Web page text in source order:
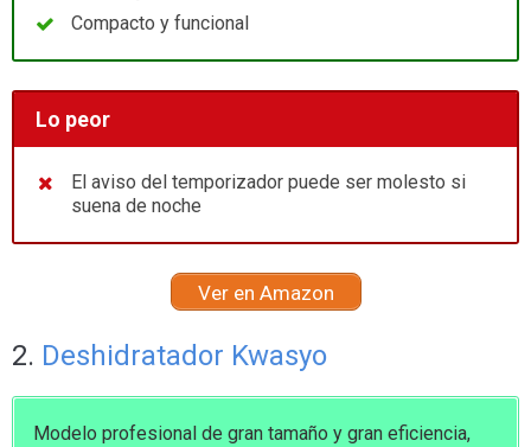
Compacto y funcional
Lo peor
El aviso del temporizador puede ser molesto si
suena de noche
Ver en Amazon
2. Deshidratador Kwasyo
Modelo profesional de gran tamaño y gran eficiencia,